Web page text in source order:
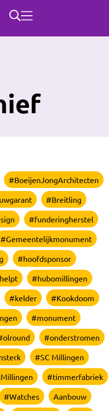
#BoeijenJongArchitecten
#Breitling
#funderingherstel
#Gemeentelijkmonument
#hoofdsponsor
#hubomillingen
#kelder
#Kookdoom
#monument
#onderstromen
#SC Millingen
#timmerfabriek
#Watches
Aanbouw